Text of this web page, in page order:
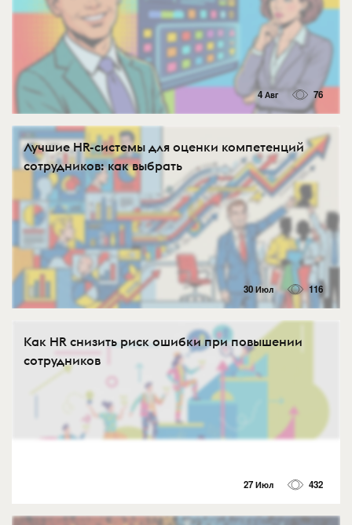
4 Авг 76
Лучшие HR-системы для оценки компетенций
сотрудников: как выбрать
30 Июл 116
Как HR снизить риск ошибки при повышении
сотрудников
27 Июл 432